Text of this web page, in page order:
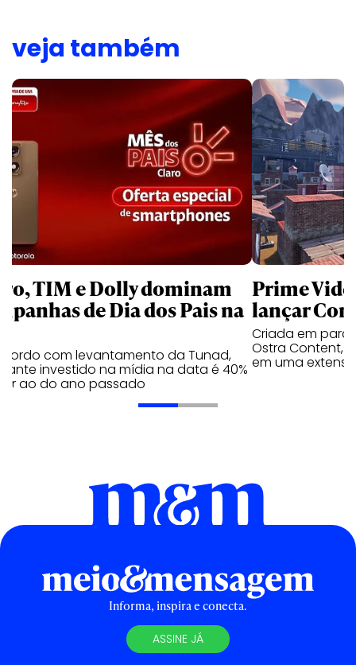
veja também
TIM e Dolly dominam
de Dia dos Pais na
com levantamento da Tunad,
investido na mídia na data é 40%
ao do ano passado
Prime
lançar
Criada em
Ostra Content,
em uma
Informa, inspira e conecta.
ASSINE JÁ